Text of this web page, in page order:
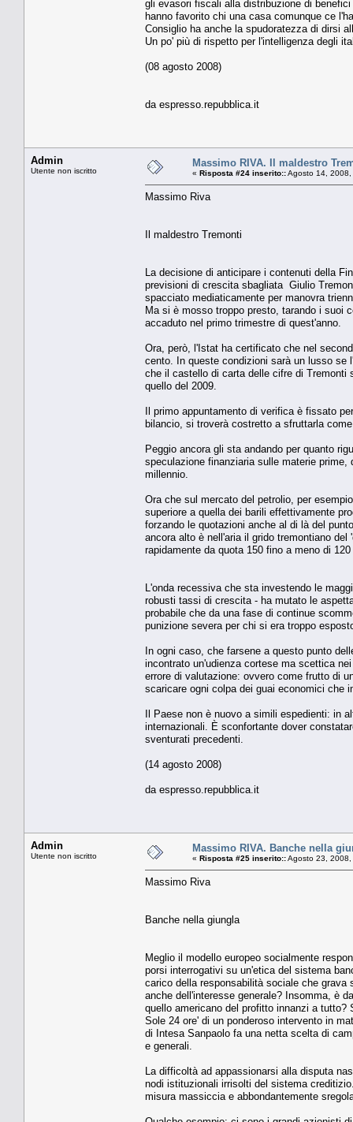
gli evasori fiscali alla distribuzione di
hanno favorito chi una casa comunque ce
Consiglio ha anche la spudoratezza di dirsi
Un po' più di rispetto per l'intelligenza degli
(08 agosto 2008)
da espresso.repubblica.it
Admin
Utente non iscritto
Massimo RIVA. Il maldestro
« Risposta #24 inserito::Agosto 14,
Massimo Riva
Il maldestro Tremonti
La decisione di anticipare i contenuti della
previsioni di crescita sbagliata Giulio
spacciato mediaticamente per manovra
Ma si è mosso troppo presto, tarando i suoi
accaduto nel primo trimestre di quest'anno.
Ora, però, l'Istat ha certificato che nel
cento. In queste condizioni sarà un lusso se
che il castello di carta delle cifre di Tremonti
quello del 2009.
Il primo appuntamento di verifica è fissato
bilancio, si troverà costretto a sfruttarla
Peggio ancora gli sta andando per quanto
speculazione finanziaria sulle materie
millennio.
Ora che sul mercato del petrolio, per
superiore a quella dei barili effettivamente
forzando le quotazioni anche al di là del
ancora alto è nell'aria il grido tremontiano
rapidamente da quota 150 fino a meno di
L'onda recessiva che sta investendo le
robusti tassi di crescita - ha mutato le
probabile che da una fase di continue
punizione severa per chi si era troppo
In ogni caso, che farsene a questo punto
incontrato un'udienza cortese ma scettica
errore di valutazione: ovvero come frutto di
scaricare ogni colpa dei guai economici che
Il Paese non è nuovo a simili espedienti: in
internazionali. È sconfortante dover
sventurati precedenti.
(14 agosto 2008)
da espresso.repubblica.it
Admin
Utente non iscritto
Massimo RIVA. Banche nella
« Risposta #25 inserito::Agosto 23,
Massimo Riva
Banche nella giungla
Meglio il modello europeo socialmente
porsi interrogativi su un'etica del sistema
carico della responsabilità sociale che grava
anche dell'interesse generale? Insomma, è
quello americano del profitto innanzi a
Sole 24 ore' di un ponderoso intervento in
di Intesa Sanpaolo fa una netta scelta di
e generali.
La difficoltà ad appassionarsi alla disputa
nodi istituzionali irrisolti del sistema
misura massiccia e abbondantemente